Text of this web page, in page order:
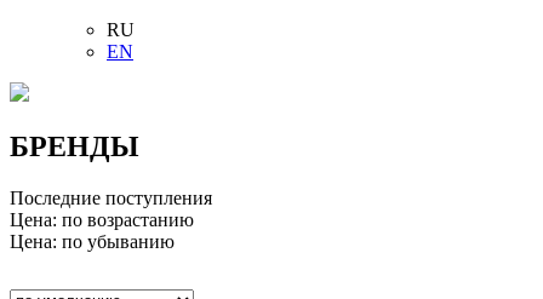
RU
EN
БРЕНДЫ
Последние поступления
Цена: по возрастанию
Цена: по убыванию